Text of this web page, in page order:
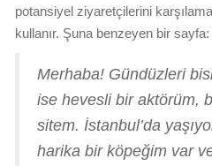
potansiyel ziyaretçilerini
kullanır. Şuna benzeyen bir sayfa:
Merhaba! Gündüzleri
ise hevesli bir aktörüm,
sitem. İstanbul’da
harika bir köpeğim var